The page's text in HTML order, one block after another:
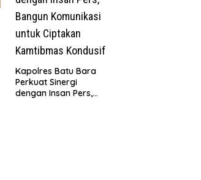
Kapolres Batu Bara
Perkuat Sinergi
dengan Insan Pers,